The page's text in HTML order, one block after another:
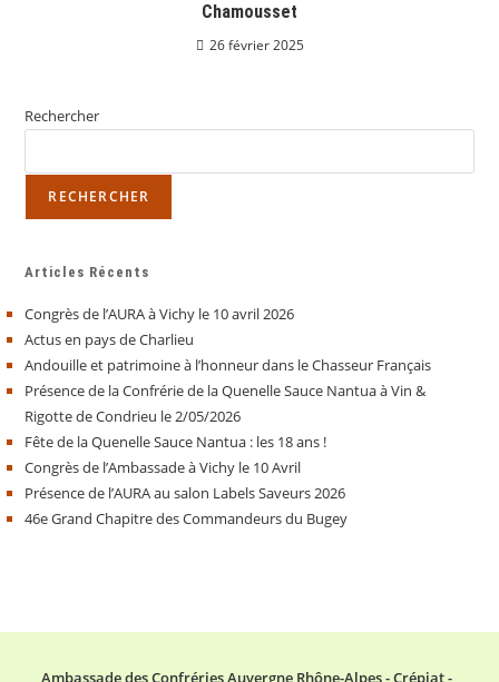
Chamousset
26 février 2025
Rechercher
RECHERCHER
Articles Récents
Congrès de l’AURA à Vichy le 10 avril 2026
Actus en pays de Charlieu
Andouille et patrimoine à l’honneur dans le Chasseur Français
Présence de la Confrérie de la Quenelle Sauce Nantua à Vin &
Rigotte de Condrieu le 2/05/2026
Fête de la Quenelle Sauce Nantua : les 18 ans !
Congrès de l’Ambassade à Vichy le 10 Avril
Présence de l’AURA au salon Labels Saveurs 2026
46e Grand Chapitre des Commandeurs du Bugey
Ambassade des Confréries Auvergne Rhône-Alpes - Crépiat -